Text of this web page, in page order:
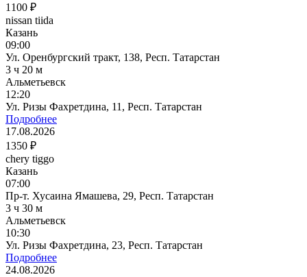
1100 ₽
nissan tiida
Казань
09:00
Ул. Оренбургский тракт, 138, Респ. Татарстан
3 ч 20 м
Альметьевск
12:20
Ул. Ризы Фахретдина, 11, Респ. Татарстан
Подробнее
17.08.2026
1350 ₽
chery tiggo
Казань
07:00
Пр-т. Хусаина Ямашева, 29, Респ. Татарстан
3 ч 30 м
Альметьевск
10:30
Ул. Ризы Фахретдина, 23, Респ. Татарстан
Подробнее
24.08.2026